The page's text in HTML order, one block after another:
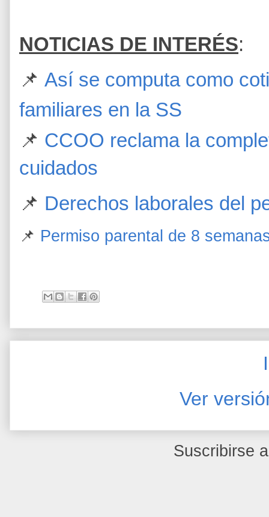
NOTICIAS DE INTERÉS:
📌 Así se computa como
familiares en la SS
📌 CCOO reclama la
cuidados
📌 Derechos laborales del
📌 Permiso parental de 8
Ver
Suscribirse